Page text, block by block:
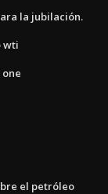
la jubilación.
wti
el petróleo